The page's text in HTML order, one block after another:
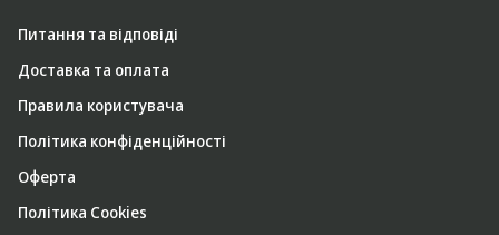
Питання та відповіді
Доставка та оплата
Правила користувача
Політика конфіденційності
Оферта
Політика Cookies